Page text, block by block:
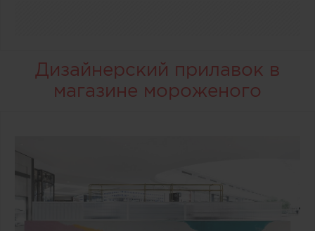
Дизайнерский прилавок в
магазине мороженого